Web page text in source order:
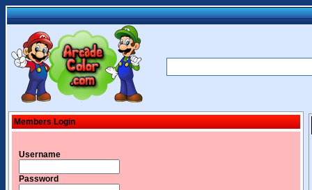
Members Login
Username
Password